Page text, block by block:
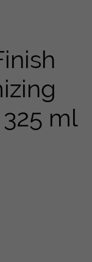
ml